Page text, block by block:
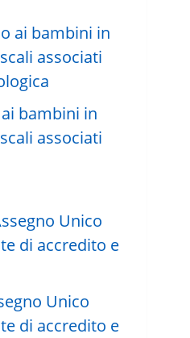
bambini in
associati
Unico
di accredito e